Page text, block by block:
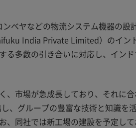
ベヤなどの物流システム機器の
India Private Limited）のイン
る多数の引き合いに対応し、イン
、市場が急成長しており、それに
し、グループの豊富な技術と知識
、同社では新工場の建設を予定し